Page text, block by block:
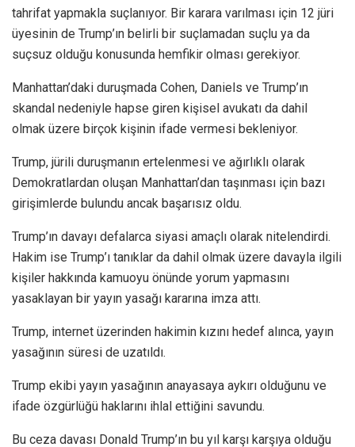
tahrifat yapmakla suçlanıyor. Bir karara varılması için 12 jüri
üyesinin de Trump’ın belirli bir suçlamadan suçlu ya da
suçsuz olduğu konusunda hemfikir olması gerekiyor.
Manhattan’daki duruşmada Cohen, Daniels ve Trump’ın
skandal nedeniyle hapse giren kişisel avukatı da dahil
olmak üzere birçok kişinin ifade vermesi bekleniyor.
Trump, jürili duruşmanın ertelenmesi ve ağırlıklı olarak
Demokratlardan oluşan Manhattan’dan taşınması için bazı
girişimlerde bulundu ancak başarısız oldu.
Trump’ın davayı defalarca siyasi amaçlı olarak nitelendirdi.
Hakim ise Trump’ı tanıklar da dahil olmak üzere davayla ilgili
kişiler hakkında kamuoyu önünde yorum yapmasını
yasaklayan bir yayın yasağı kararına imza attı.
Trump, internet üzerinden hakimin kızını hedef alınca, yayın
yasağının süresi de uzatıldı.
Trump ekibi yayın yasağının anayasaya aykırı olduğunu ve
ifade özgürlüğü haklarını ihlal ettiğini savundu.
Bu ceza davası Donald Trump’ın bu yıl karşı karşıya olduğu